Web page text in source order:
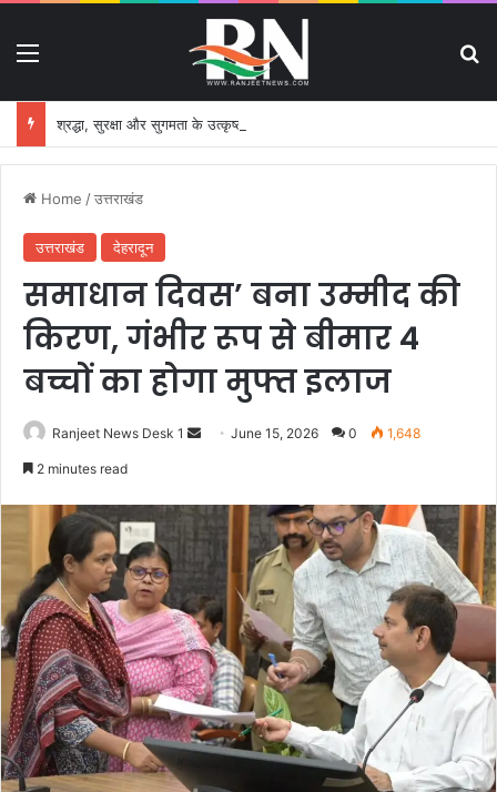
Home /उत्तराखंड
उत्तराखंड देहरादून
समाधान दिवस’ बना उम्मीद की
किरण, गंभीर रूप से बीमार 4
बच्चों का होगा मुफ्त इलाज
Ranjeet News Desk 1
d
a
e
m
a
i
l
June 15, 2026 0 1,648
2 minutes read